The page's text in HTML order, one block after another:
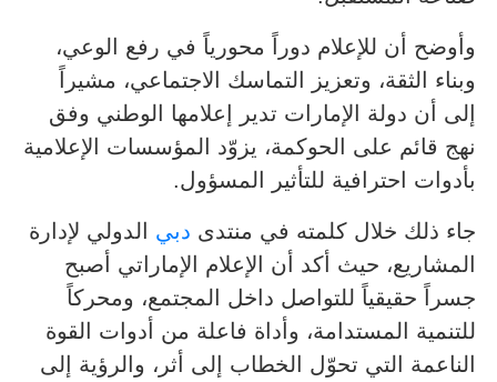
وأوضح أن للإعلام دوراً محورياً في رفع الوعي،
وبناء الثقة، وتعزيز التماسك الاجتماعي، مشيراً
إلى أن دولة الإمارات تدير إعلامها الوطني وفق
نهج قائم على الحوكمة، يزوّد المؤسسات الإعلامية
بأدوات احترافية للتأثير المسؤول.
جاء ذلك خلال كلمته في منتدى دبي الدولي لإدارة
المشاريع، حيث أكد أن الإعلام الإماراتي أصبح
جسراً حقيقياً للتواصل داخل المجتمع، ومحركاً
للتنمية المستدامة، وأداة فاعلة من أدوات القوة
الناعمة التي تحوّل الخطاب إلى أثر، والرؤية إلى